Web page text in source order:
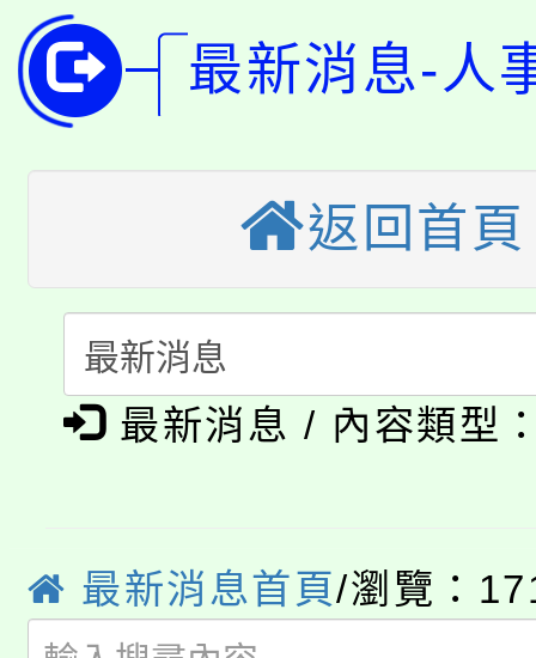
代理(課)教師甄選結果(
公告本校115學年度第
代理(課)教師甄選結果(
轉知中國文化大學推廣
程，歡迎學生輔導中心
心理、諮商輔導、社會
系所師生報名參加。
縣市「校園短影音徵
門員」簡章及活動海報
踴躍報名參加。
桃園市115學年度學生
「桃園市補助參觀特色
展演活動實施計畫」
115年度「教育部表揚
義教育推展貢獻獎」
公告本校115學年度第
代理(課)教師甄選結果(
「2026金融保險知識
生本土語及新住民語歌
公告本校115學年度第
代理(課)教師甄選結果(
公告本校115學年度第
最新消息-人
返回首頁
最新消息 / 內容類型
最新消息首頁/瀏覽：